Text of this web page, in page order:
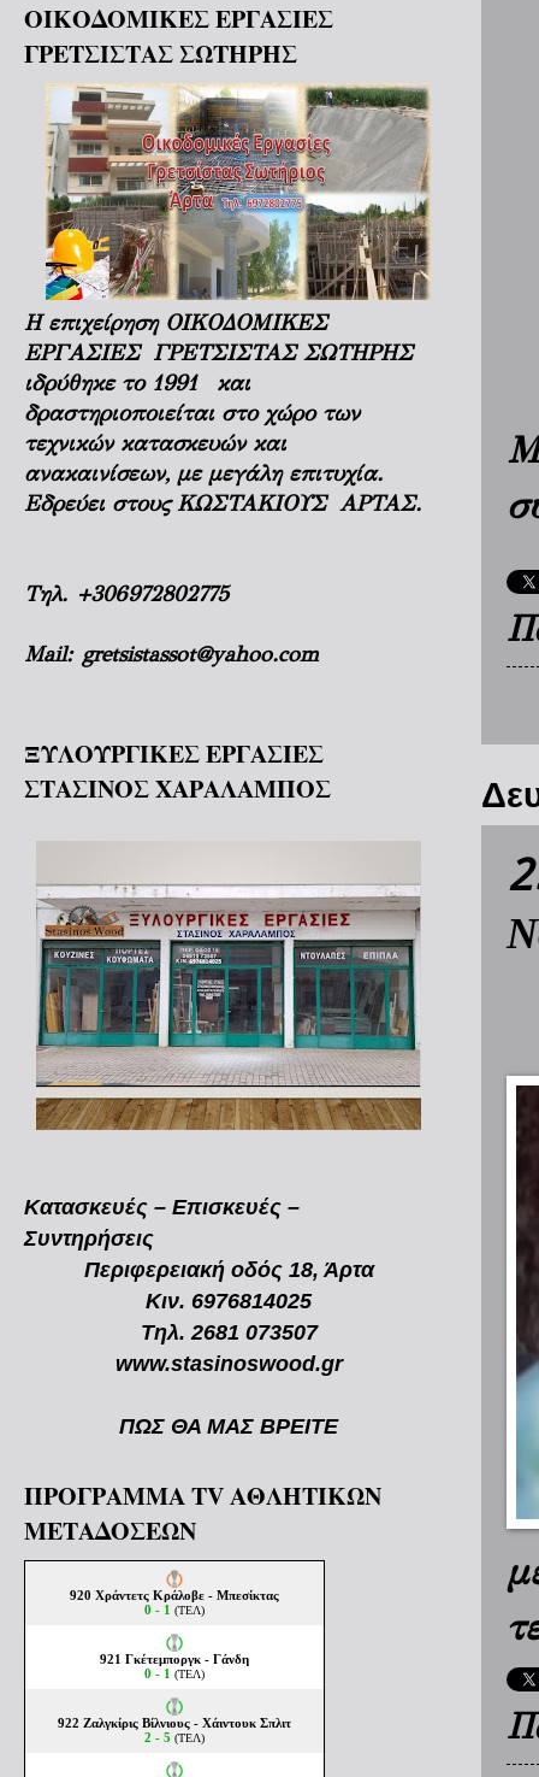
ΟΙΚΟΔΟΜΙΚΕΣ ΕΡΓΑΣΙΕΣ
ΓΡΕΤΣΙΣΤΑΣ ΣΩΤΗΡΗΣ
Η επιχείρηση ΟΙΚΟΔΟΜΙΚΕΣ
ΕΡΓΑΣΙΕΣ ΓΡΕΤΣΙΣΤΑΣ ΣΩΤΗΡΗΣ
ιδρύθηκε το 1991 και
δραστηριοποιείται στο χώρο των
τεχνικών κατασκευών και
ανακαινίσεων, με μεγάλη επιτυχία.
Εδρεύει στους ΚΩΣΤΑΚΙΟΥΣ ΑΡΤΑΣ.
Τηλ. +306972802775
Mail: gretsistassot@yahoo.com
ΞΥΛΟΥΡΓΙΚΕΣ ΕΡΓΑΣΙΕΣ
ΣΤΑΣΙΝΟΣ ΧΑΡΑΛΑΜΠΟΣ
Κατασκευές – Επισκευές –
Συντηρήσεις
Περιφερειακή οδός 18, Άρτα
Κιν. 6976814025
Τηλ. 2681 073507
www.stasinoswood.gr
ΠΩΣ ΘΑ ΜΑΣ ΒΡΕΙΤΕ
ΠΡΟΓΡΑΜΜΑ TV ΑΘΛΗΤΙΚΩΝ
ΜΕΤΑΔΟΣΕΩΝ